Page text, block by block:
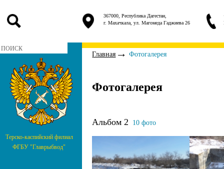
367000, Республика Дагестан,
г. Махачкала, ул. Магомеда Гаджиева 26
Терско-каспийский филиал
ФГБУ "Главрыбвод"
Главная Фотогалерея
Фотогалерея
Альбом 2 10 фото